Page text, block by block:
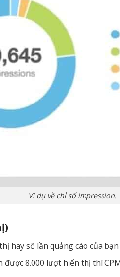
Ví dụ về chỉ số impression.
hay số lần quảng cáo của
8.000 lượt hiển thị thì